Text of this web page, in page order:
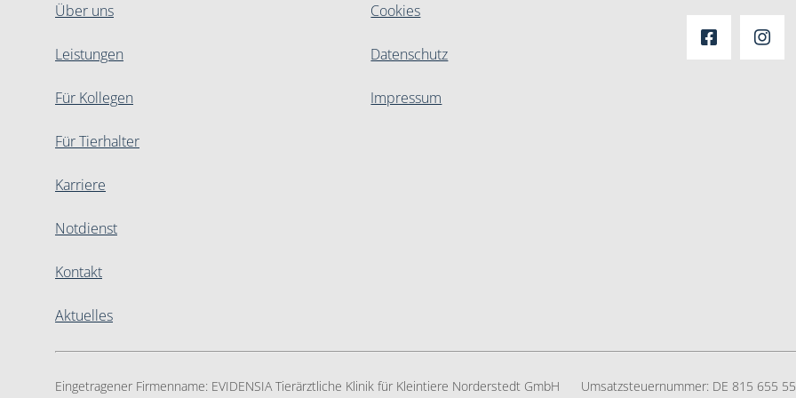
Über uns
Leistungen
Für Kollegen
Für Tierhalter
Karriere
Notdienst
Kontakt
Aktuelles
Cookies
Datenschutz
Impressum
Eingetragener Firmenname: EVIDENSIA Tierärztliche Klinik für Kleintiere Norderstedt GmbH Umsatzsteuernummer: DE 815 655